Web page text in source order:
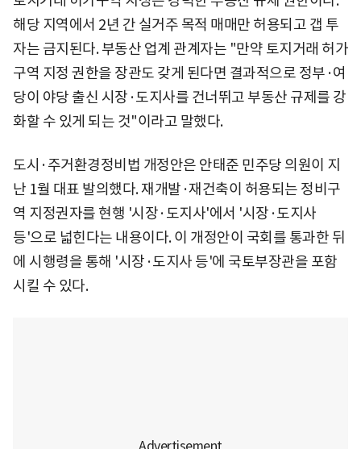
해당 지역에서 2년 간 실거주 목적 매매만 허용되고 갭 투
자는 금지된다. 부동산 업계 관계자는 "만약 토지거래 허가
구역 지정 권한을 장관도 갖게 된다면 결과적으로 정부·여
당이 야당 출신 시장·도지사를 건너뛰고 부동산 규제를 강
화할 수 있게 되는 것"이라고 말했다.
도시·주거환경정비법 개정안은 안태준 민주당 의원이 지
난 1월 대표 발의했다. 재개발·재건축이 허용되는 정비구
역 지정권자를 현행 '시장·도지사'에서 '시장·도지사
등'으로 넓힌다는 내용이다. 이 개정안이 국회를 통과한 뒤
에 시행령을 통해 '시장·도지사 등'에 국토부장관을 포함
시킬 수 있다.